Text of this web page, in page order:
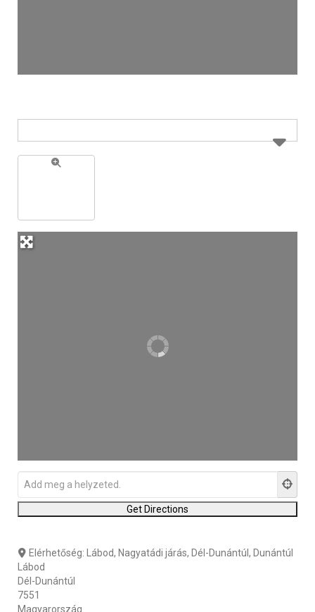
Elérhetőség:
Lábod, Nagyatádi járás, Dél-Dunántúl, Dunántúl
Lábod
Dél-Dunántúl
7551
Magyarország